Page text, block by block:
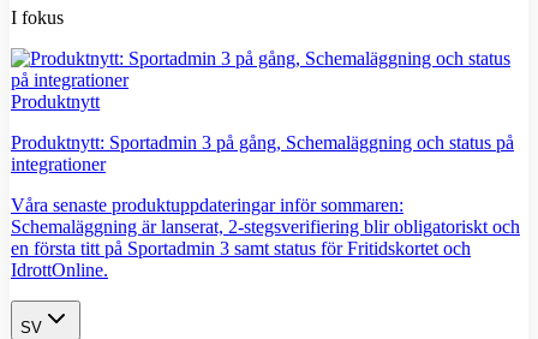
I fokus
Produktnytt
Produktnytt: Sportadmin 3 på gång, Schemaläggning och status på
integrationer
Våra senaste produktuppdateringar inför sommaren:
Schemaläggning är lanserat, 2-stegsverifiering blir obligatoriskt och
en första titt på Sportadmin 3 samt status för Fritidskortet och
IdrottOnline.
SV